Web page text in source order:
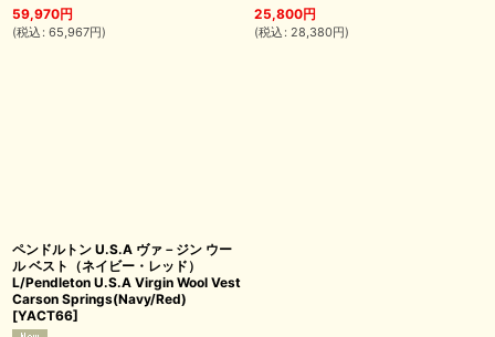
59,970円
(税込 : 65,967円)
25,800円
(税込 : 28,380円)
ペンドルトン U.S.A ヴァ－ジン ウー
ル ベスト（ネイビー・レッド）
L/Pendleton U.S.A Virgin Wool Vest
Carson Springs(Navy/Red)
[YACT66]